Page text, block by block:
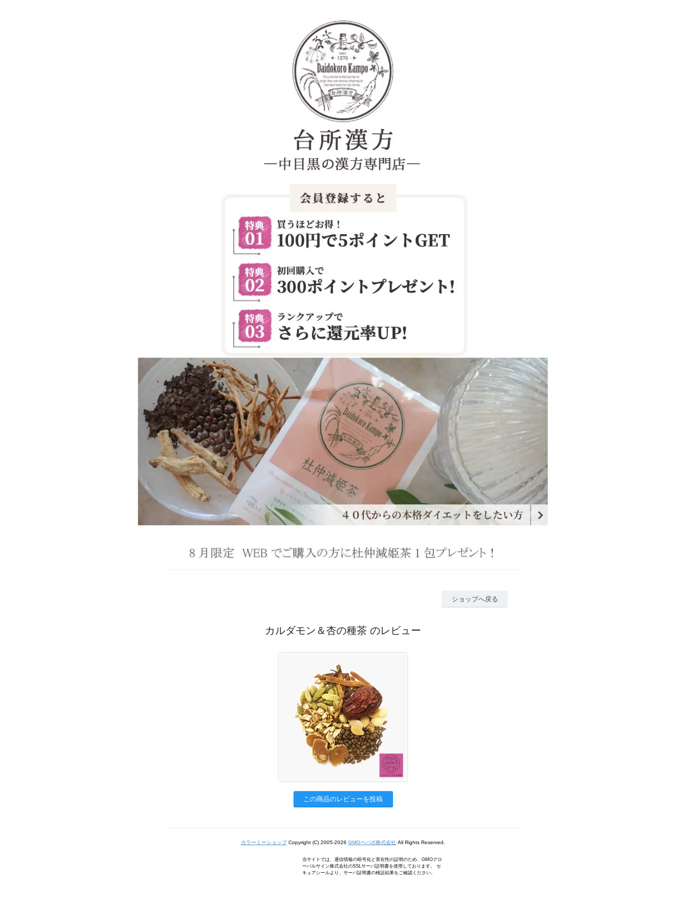
ショップへ戻る
カルダモン＆杏の種茶 のレビュー
この商品のレビューを投稿
カラーミーショップCopyright (C) 2005-2026 GMOペパボ株式会社 All Rights Reserved.
当サイトでは、通信情報の暗号化と実在性の証明のため、GMOグロ
ーバルサイン株式会社のSSLサーバ証明書を使用しております。 セ
キュアシールより、サーバ証明書の検証結果をご確認ください。